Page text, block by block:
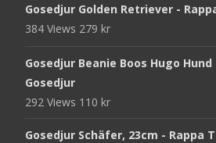
Gosedjur Golden Retriever -
384 Views 279 kr
Gosedjur Beanie Boos Hugo Hund
Gosedjur
292 Views 110 kr
Gosedjur Schäfer, 23cm - Rappa